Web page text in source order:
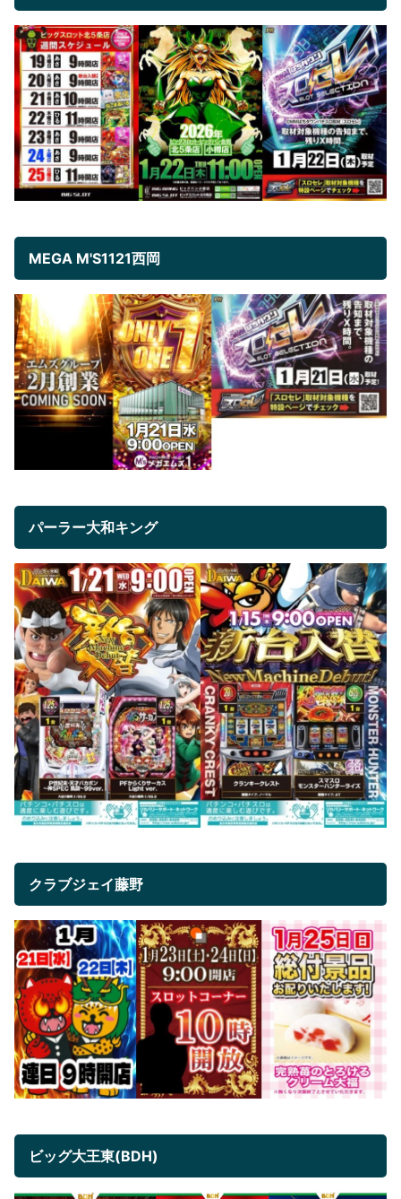
MEGA M'S1121西岡
パーラー大和キング
クラブジェイ藤野
ビッグ大王東(BDH)